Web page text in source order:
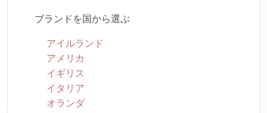
ブランドを国から選ぶ
アイルランド
アメリカ
イギリス
イタリア
オランダ